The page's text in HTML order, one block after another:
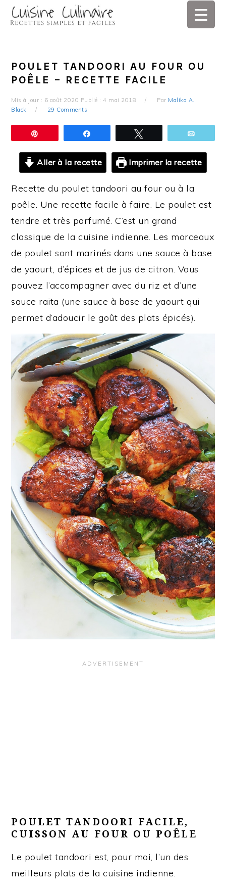
Skip
Skip
Skip
Skip
POULET TANDOORI AU FOUR OU
POÊLE – RECETTE FACILE
Mis à jour : 6 août 2020 Publié :4 mai 2018 Par Malika A.
Black
29 Comments
Aller à la recette Imprimer la recette
Recette du poulet tandoori au four ou à la
poêle. Une recette facile à faire. Le poulet est
tendre et très parfumé. C’est un grand
classique de la cuisine indienne. Les morceaux
de poulet sont marinés dans une sauce à base
de yaourt, d’épices et de jus de citron. Vous
pouvez l’accompagner avec du riz et d’une
sauce raïta (une sauce à base de yaourt qui
permet d’adoucir le goût des plats épicés).
POULET TANDOORI FACILE,
CUISSON AU FOUR OU POÊLE
Le poulet tandoori est, pour moi, l’un des
meilleurs plats de la cuisine indienne.